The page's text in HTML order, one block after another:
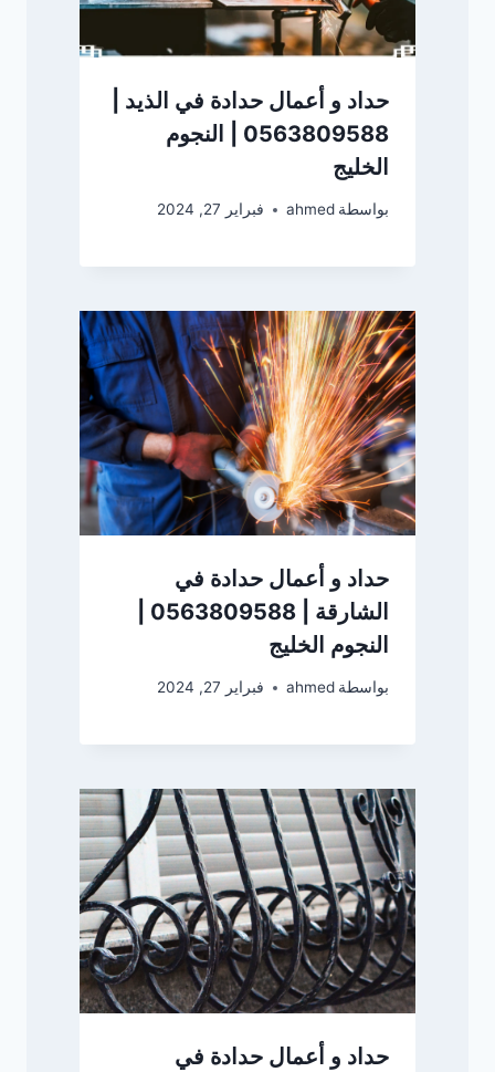
حداد و أعمال حدادة في الذيد |
0563809588 | النجوم
الخليج
بواسطة ahmed فبراير 27, 2024
حداد و أعمال حدادة في
النجوم الخليج
بواسطة ahmed فبراير 27, 2024
حداد و أعمال حدادة في